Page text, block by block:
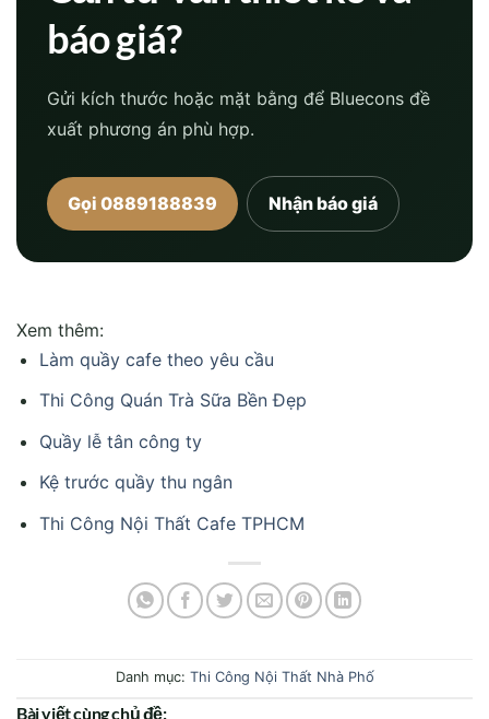
Gọi 0889188839
Xem thêm:
Làm quầy cafe theo yêu cầu
Thi Công Quán Trà Sữa Bền Đẹp
Kệ trước quầy thu ngân
Danh mục: Thi Công Nội Thất Nhà Phố